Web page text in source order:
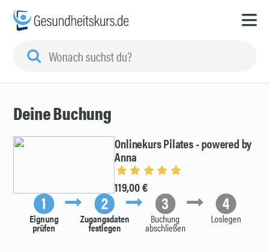
Deine Buchung
Onlinekurs Pilates - powered by
Anna
119,00 €
1
Eignung
prüfen
2
Zugangsdaten
festlegen
3
Buchung
abschließen
4
Loslegen